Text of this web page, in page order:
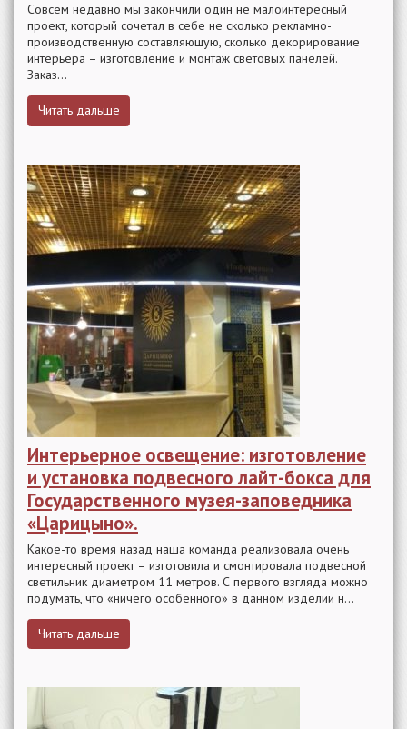
Совсем недавно мы закончили один не малоинтересный
проект, который сочетал в себе не сколько рекламно-
производственную составляющую, сколько декорирование
интерьера – изготовление и монтаж световых панелей.
Заказ...
Читать дальше
Интерьерное освещение: изготовление
и установка подвесного лайт-бокса для
Государственного музея-заповедника
«Царицыно».
Какое-то время назад наша команда реализовала очень
интересный проект – изготовила и смонтировала подвесной
светильник диаметром 11 метров. С первого взгляда можно
подумать, что «ничего особенного» в данном изделии н...
Читать дальше